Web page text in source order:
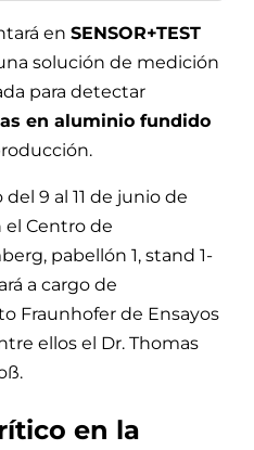
en SENSOR+TEST
solución de medición
para detectar
en aluminio fundido
9 al 11 de junio de
el Centro de
pabellón 1, stand 1-
a cargo de
Fraunhofer de Ensayos
ellos el Dr. Thomas
en la